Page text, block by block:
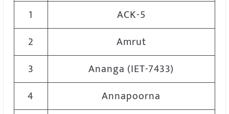
1
ACK-5
2
Amrut
3
Ananga (IET-7433)
4
Annapoorna